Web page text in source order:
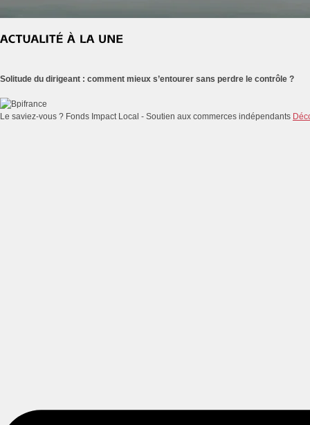
Solitude du dirigeant : comment mieux s’entourer sans perdre le contrôle ?
Le saviez-vous ? Fonds Impact Local - Soutien aux commerces indépendants